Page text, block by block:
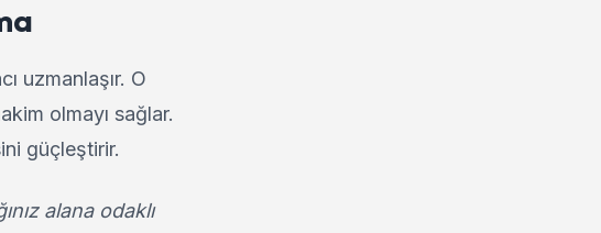
uzmanlaşır. O
olmayı sağlar.
güçleştirir.
alana odaklı